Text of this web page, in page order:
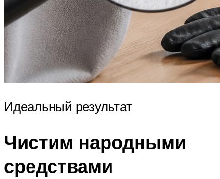
Идеальный результат
Чистим народными
средствами